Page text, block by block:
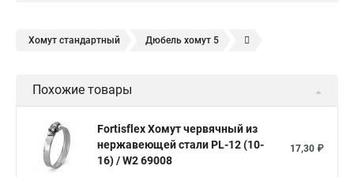
Хомут стандартный Дюбель хомут 5
Дюбель хомут для крепления Хомут для прокладки трубы
Хомут усиливающий Хомут 32 Хомут 2 Хомут 40
Хомут червячный
Похожие товары
Fortisflex Хомут червячный из
нержавеющей стали PL-12 (10-
16) / W2 69008
17,30 ₽